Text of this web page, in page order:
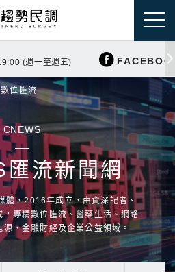
(週一至週五)
數位匯流
CNEWS
匯流新聞網
體，2016年成立，由資深記者、
，專精數位匯流、醫藥生活、網路
、金融財經及企業公益領域。